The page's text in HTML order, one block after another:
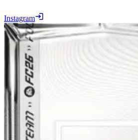
Instagram